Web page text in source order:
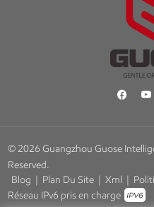
© 2026 Guangzhou Guose
Reserved.
Blog | Plan Du Site | Xml |
Réseau IPv6 pris en charge